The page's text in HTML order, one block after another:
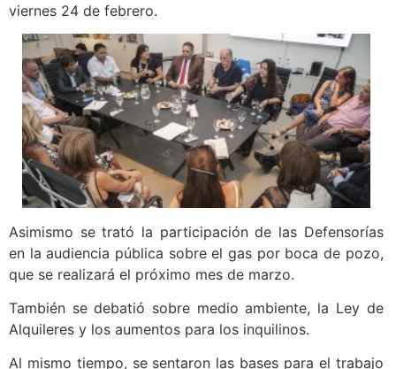
viernes 24 de febrero.
Asimismo se trató la participación de las Defensorías
en la audiencia pública sobre el gas por boca de pozo,
que se realizará el próximo mes de marzo.
También se debatió sobre medio ambiente, la Ley de
Alquileres y los aumentos para los inquilinos.
Al mismo tiempo, se sentaron las bases para el trabajo